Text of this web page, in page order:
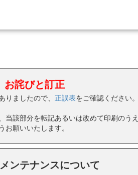
お詫びと訂正
りましたので、正誤表をご確認ください。
当該部分を転記あるいは改めて印刷のうえ
お願いいたします。
ンテナンスについて